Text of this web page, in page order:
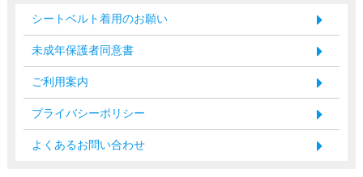
シートベルト着用のお願い
未成年保護者同意書
ご利用案内
プライバシーポリシー
よくあるお問い合わせ